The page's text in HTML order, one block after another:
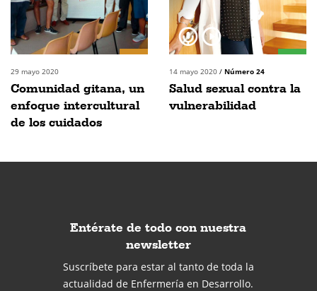
29 mayo 2020
Comunidad gitana, un
enfoque intercultural
de los cuidados
14 mayo 2020 / Número 24
Salud sexual contra la
vulnerabilidad
Entérate de todo con nuestra
newsletter
Suscríbete para estar al tanto de toda la
actualidad de Enfermería en Desarrollo.